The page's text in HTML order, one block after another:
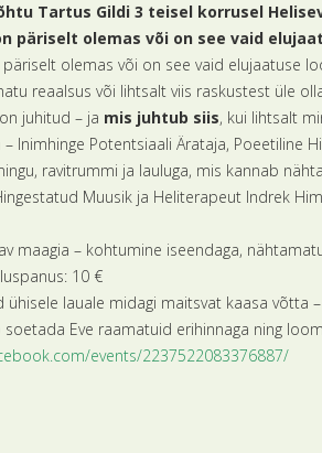
Tartus Gildi 3 teisel korrusel
päriselt olemas või on see vaid
päriselt olemas või on see vaid elujaatuse
reaalsus või lihtsalt viis raskustest üle
juhitud – ja mis juhtub siis, kui lihtsalt
– Inimhinge Potentsiaali Ärataja, Poeetiline
ravitrummi ja lauluga, mis kannab
Muusik ja Heliterapeut Indrek
maagia – kohtumine iseendaga,
10 €
ühisele lauale midagi maitsvat kaasa võtta
soetada Eve raamatuid erihinnaga ning
events/2237522083376887/